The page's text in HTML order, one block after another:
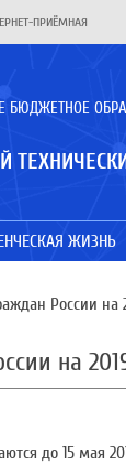
ПРИЁМНАЯ
БЮДЖЕТНОЕ
ЖИЗНЬ
России на
на
до 15 мая